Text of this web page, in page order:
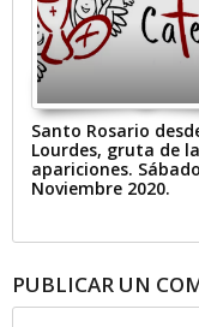
Santo Rosario
Lourdes, gruta de
apariciones.
Noviembre 2020.
PUBLICAR UN